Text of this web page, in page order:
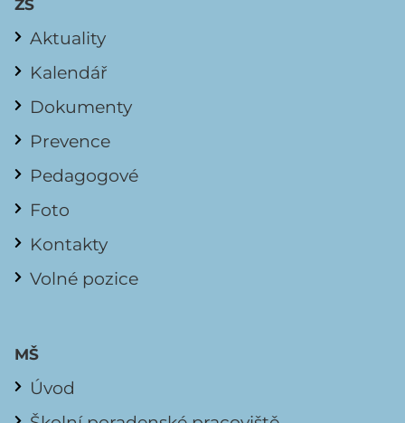
ZŠ
Aktuality
Kalendář
Dokumenty
Prevence
Pedagogové
Foto
Kontakty
Volné pozice
MŠ
Úvod